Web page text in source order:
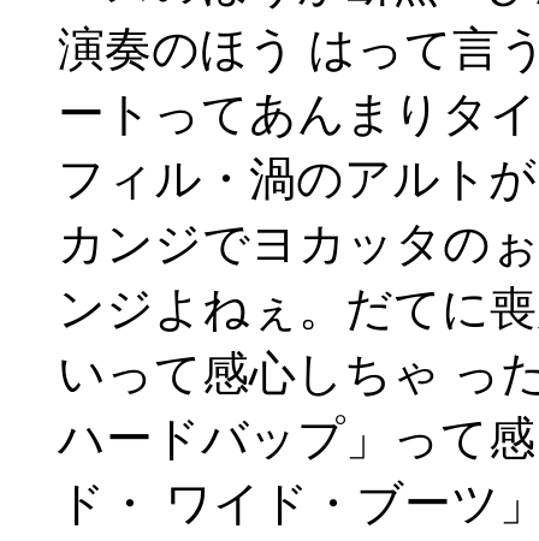
演奏のほう はって言
ートってあんまりタ
フィル・渦のアルト
カンジでヨカッタの
ンジよねぇ。だてに
いって感心しちゃ っ
ハードバップ」って
ド・ ワイド・ブーツ